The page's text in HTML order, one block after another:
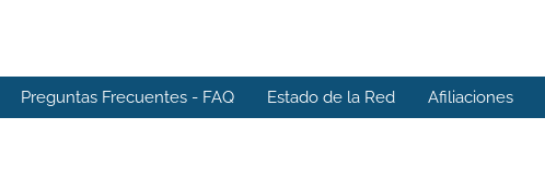
Preguntas Frecuentes - FAQ Estado de la Red Afiliaciones